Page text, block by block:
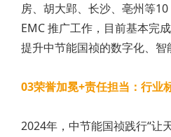
房、胡大郢、长沙、亳州等
EMC 推广工作，目前基本完
提升中节能国祯的数字化、智
03荣誉加冕+责任担当：行业
2024年，中节能国祯践行“让